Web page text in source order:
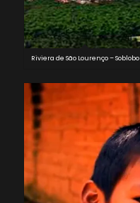
Riviera de São Lourenço – Soblobo